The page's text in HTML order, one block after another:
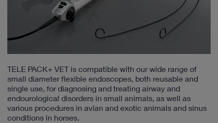
TELE PACK+ VET is compatible with our wide range of
small diameter flexible endoscopes, both reusable and
single use, for diagnosing and treating airway and
endourological disorders in small animals, as well as
various procedures in avian and exotic animals and sinus
conditions in horses.